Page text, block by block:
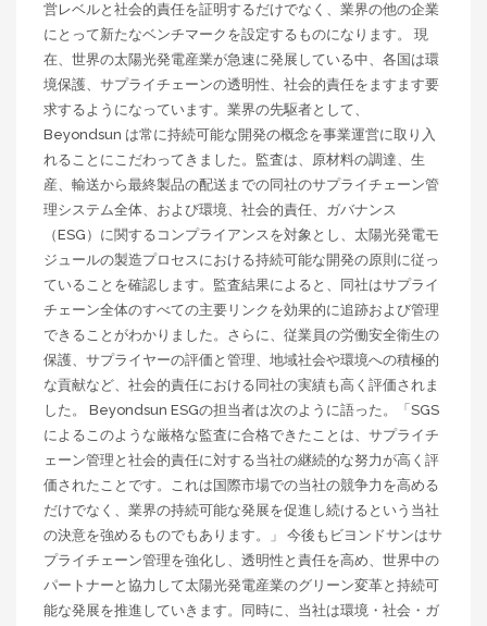
営レベルと社会的責任を証明するだけでなく、業界の他の企業
にとって新たなベンチマークを設定するものになります。 現
在、世界の太陽光発電産業が急速に発展している中、各国は環
境保護、サプライチェーンの透明性、社会的責任をますます要
求するようになっています。業界の先駆者として、
Beyondsun は常に持続可能な開発の概念を事業運営に取り入
れることにこだわってきました。監査は、原材料の調達、生
産、輸送から最終製品の配送までの同社のサプライチェーン管
理システム全体、および環境、社会的責任、ガバナンス
（ESG）に関するコンプライアンスを対象とし、太陽光発電モ
ジュールの製造プロセスにおける持続可能な開発の原則に従っ
ていることを確認します。監査結果によると、同社はサプライ
チェーン全体のすべての主要リンクを効果的に追跡および管理
できることがわかりました。さらに、従業員の労働安全衛生の
保護、サプライヤーの評価と管理、地域社会や環境への積極的
な貢献など、社会的責任における同社の実績も高く評価されま
した。 Beyondsun ESGの担当者は次のように語った。「SGS
によるこのような厳格な監査に合格できたことは、サプライチ
ェーン管理と社会的責任に対する当社の継続的な努力が高く評
価されたことです。これは国際市場での当社の競争力を高める
だけでなく、業界の持続可能な発展を促進し続けるという当社
の決意を強めるものでもあります。」 今後もビヨンドサンはサ
プライチェーン管理を強化し、透明性と責任を高め、世界中の
パートナーと協力して太陽光発電産業のグリーン変革と持続可
能な発展を推進していきます。同時に、当社は環境・社会・ガ